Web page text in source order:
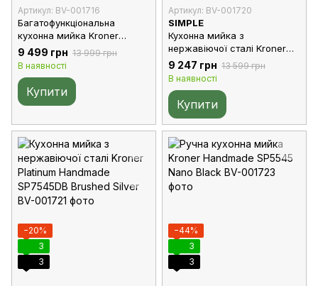
Артикул: BV-001716
Багатофункціональна
кухонна мийка Kroner
Platinum Handmade Nano
Black SP7545LB
9 499 грн 13 999 грн
В наявності
Купити
Артикул: BV-001720
SIMPLE
Кухонна мийка з
нержавіючої сталі Kroner
Platinum Handmade
SP7545DB Nano Black
9 247 грн 13 599 грн
В наявності
Купити
−20%
3
3
−44%
3
3